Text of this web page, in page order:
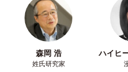
森岡 浩
姓氏研究家
ハイヒ